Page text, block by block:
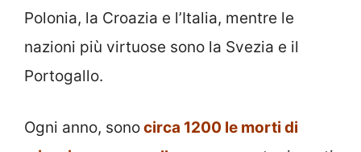
Polonia, la Croazia e l’Italia, mentre le
nazioni più virtuose sono la Svezia e il
Portogallo.
Ogni anno, sonocirca 1200 le morti di